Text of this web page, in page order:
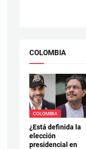
COLOMBIA
COLOMBIA
¿Está definida la
elección
presidencial en